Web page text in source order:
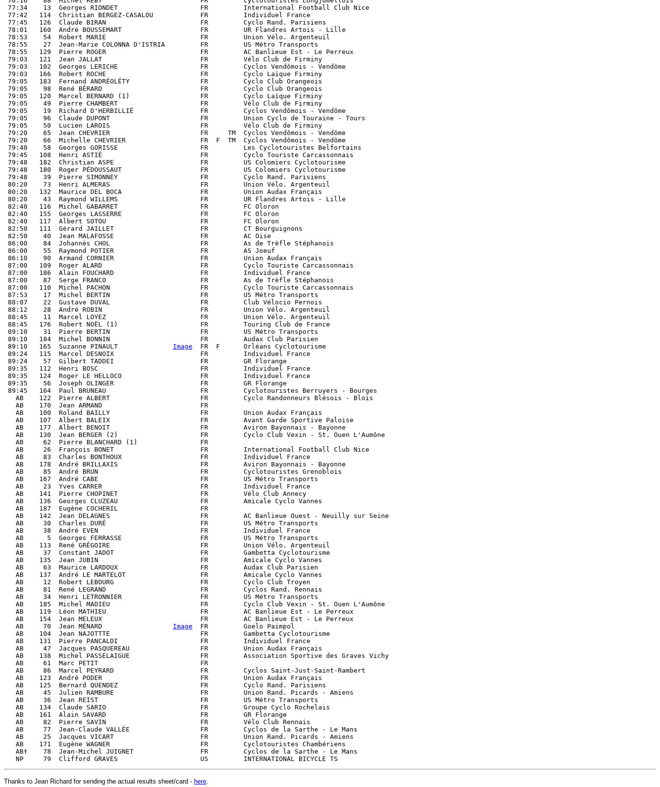
77:34    13  Georges RIONDET                     FR         International Football Club Nice
77:42   114  Christian BERGEZ-CASALOU            FR         Individuel France
77:45   126  Claude BIRAN                        FR         Cyclo Rand. Parisiens
78:01   160  André BOUSSEMART                    FR         UR Flandres Artois - Lille
78:53    54  Robert MARIE                        FR         Union Vélo. Argenteuil
78:55    27  Jean-Marie COLONNA D'ISTRIA         FR         US Métro Transports
78:55   129  Pierre ROGER                        FR         AC Banlieue Est - Le Perreux
79:03   121  Jean JALLAT                         FR         Vélo Club de Firminy
79:03   102  Georges LERICHE                     FR         Cyclos Vendômois - Vendôme
79:03   166  Robert ROCHE                        FR         Cyclo Laïque Firminy
79:05   183  Fernand ANDRÉOLÉTY                  FR         Cyclo Club Orangeois
79:05    98  René BÉRARD                         FR         Cyclo Club Orangeois
79:05   120  Marcel BERNARD (1)                  FR         Cyclo Laïque Firminy
79:05    49  Pierre CHAMBERT                     FR         Vélo Club de Firminy
79:05    19  Richard D'HERBILLIÉ                 FR         Cyclos Vendômois - Vendôme
79:05    96  Claude DUPONT                       FR         Union Cyclo de Touraine - Tours
79:05    50  Lucien LAROIS                       FR         Vélo Club de Firminy
79:20    65  Jean CHEVRIER                       FR     TM  Cyclos Vendômois - Vendôme
79:20    66  Michelle CHEVRIER                   FR  F  TM  Cyclos Vendômois - Vendôme
79:40    58  Georges GORISSE                     FR         Les Cyclotouristes Belfortains
79:45   108  Henri ASTIÉ                         FR         Cyclo Touriste Carcassonnais
79:48   182  Christian ASPE                      FR         US Colomiers Cyclotourisme
79:48   180  Roger PÉDOUSSAUT                    FR         US Colomiers Cyclotourisme
79:48    39  Pierre SIMONNEY                     FR         Cyclo Rand. Parisiens
80:20    73  Henri ALMERAS                       FR         Union Vélo. Argenteuil
80:20   132  Maurice DEL BOCA                    FR         Union Audax Français
80:20    43  Raymond WILLEMS                     FR         UR Flandres Artois - Lille
82:40   116  Michel GABARRET                     FR         FC Oloron
82:40   155  Georges LASSERRE                    FR         FC Oloron
82:40   117  Albert SOTOU                        FR         FC Oloron
82:50   111  Gérard JAILLET                      FR         CT Bourguignons
82:50    40  Jean MALAFOSSE                      FR         AC Oise
86:00    84  Johannès CHOL                       FR         As de Trèfle Stéphanois
86:00    55  Raymond POTIER                      FR         AS Joeuf
86:10    90  Armand CORNIER                      FR         Union Audax Français
87:00   109  Roger ALARD                         FR         Cyclo Touriste Carcassonnais
87:00   186  Alain FOUCHARD                      FR         Individuel France
87:00    87  Serge FRANCO                        FR         As de Trèfle Stéphanois
87:00   110  Michel PACHON                       FR         Cyclo Touriste Carcassonnais
87:53    17  Michel BERTIN                       FR         US Métro Transports
88:07    22  Gustave DUVAL                       FR         Club Vélocio Pernois
88:12    28  André ROBIN                         FR         Union Vélo. Argenteuil
88:45    11  Marcel LOYEZ                        FR         Union Vélo. Argenteuil
88:45   176  Robert NOËL (1)                     FR         Touring Club de France
89:10    31  Pierre BERTIN                       FR         US Métro Transports
89:10   184  Michel BONNIN                       FR         Audax Club Parisien
89:10   165  Suzanne PINAULT Image
  FR  F      Orléans Cyclotourisme
89:24   115  Marcel DESNOIX                      FR         Individuel France
89:24    57  Gilbert TADDEI                      FR         GR Florange
89:35   112  Henri BOSC                          FR         Individuel France
89:35   124  Roger LE HELLOCO                    FR         Individuel France
89:35    56  Joseph OLINGER                      FR         GR Florange
89:45   164  Paul BRUNEAU                        FR         Cyclotouristes Berruyers - Bourges
   AB    122  Pierre ALBERT                       FR         Cyclo Randonneurs Blésois - Blois
   AB    170  Jean ARMAND                         FR
   AB    100  Roland BAILLY                       FR         Union Audax Français
   AB    107  Albert BALEIX                       FR         Avant Garde Sportive Paloise
   AB    177  Albert BENOIT                       FR         Aviron Bayonnais - Bayonne
   AB    130  Jean BERGER (2)                     FR         Cyclo Club Vexin - St. Ouen L'Aumône
   AB     62  Pierre BLANCHARD (1)                FR
   AB     26  François BONET                      FR         International Football Club Nice
   AB     83  Charles BONTHOUX                    FR         Individuel France
   AB    178  André BRILLAXIS                     FR         Aviron Bayonnais - Bayonne
   AB     85  André BRUN                          FR         Cyclotouristes Grenoblois
   AB    167  André CABE                          FR         US Métro Transports
   AB     23  Yves CARRER                         FR         Individuel France
   AB    141  Pierre CHOPINET                     FR         Vélo Club Annecy
   AB    136  Georges CLUZEAU                     FR         Amicale Cyclo Vannes
   AB    187  Eugène COCHERIL                     FR
   AB    142  Jean DELAGNES                       FR         AC Banlieue Ouest - Neuilly sur Seine
   AB     30  Charles DURÉ                        FR         US Métro Transports
   AB     38  André EVEN                          FR         Individuel France
   AB      5  Georges FERRASSE                    FR         US Métro Transports
   AB    113  René GRÉGOIRE                       FR         Union Vélo. Argenteuil
   AB     37  Constant JADOT                      FR         Gambetta Cyclotourisme
   AB    135  Jean JUBIN                          FR         Amicale Cyclo Vannes
   AB     63  Maurice LARDOUX                     FR         Audax Club Parisien
   AB    137  André LE MARTELOT                   FR         Amicale Cyclo Vannes
   AB     12  Robert LEBOURG                      FR         Cyclo Club Troyen
   AB     81  René LEGRAND                        FR         Cyclos Rand. Rennais
   AB     34  Henri LETRONNIER                    FR         US Métro Transports
   AB    185  Michel MADIEU                       FR         Cyclo Club Vexin - St. Ouen L'Aumône
   AB    119  Léon MATHIEU                        FR         AC Banlieue Est - Le Perreux
   AB    154  Jean MELEUX                         FR         AC Banlieue Est - Le Perreux
   AB     70  Jean MÉNARD
Image
  FR         Goelo Paimpol
   AB    104  Jean NAJOTTTE                       FR         Gambetta Cyclotourisme
   AB    131  Pierre PANCALDI                     FR         Individuel France
   AB     47  Jacques PASQUEREAU                  FR         Union Audax Français
   AB    138  Michel PASSELAIGUE                  FR         Association Sportive des Graves Vichy
   AB     61  Marc PETIT                          FR
   AB     86  Marcel PEYRARD                      FR         Cyclos Saint-Just-Saint-Rambert
   AB    123  André PODER                         FR         Union Audax Français
   AB    125  Bernard QUENDEZ                     FR         Cyclo Rand. Parisiens
   AB     45  Julien RAMBURE                      FR         Union Rand. Picards - Amiens
   AB     36  Jean REIST                          FR         US Métro Transports
   AB    134  Claude SARIO                        FR         Groupe Cyclo Rochelais
   AB    161  Alain SAVARD                        FR         GR Florange
   AB     82  Pierre SAVIN                        FR         Vélo Club Rennais
   AB     77  Jean-Claude VALLÉE                  FR         Cyclos de la Sarthe - Le Mans
   AB     25  Jacques VICART                      FR         Union Rand. Picards - Amiens
   AB    171  Eugène WAGNER                       FR         Cyclotouristes Chambériens
   AB†    78  Jean-Michel JUIGNET                 FR         Cyclos de la Sarthe - Le Mans
Thanks to Jean Richard for sending the actual results sheet/card - here.